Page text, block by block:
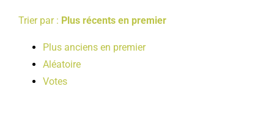
Trier par : Plus récents en premier
Plus anciens en premier
Aléatoire
Votes